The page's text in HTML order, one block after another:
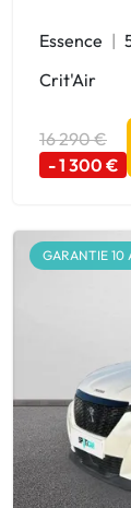
Essence
Crit'Air
16 290 €
- 1 300 €
GARANTIE 10